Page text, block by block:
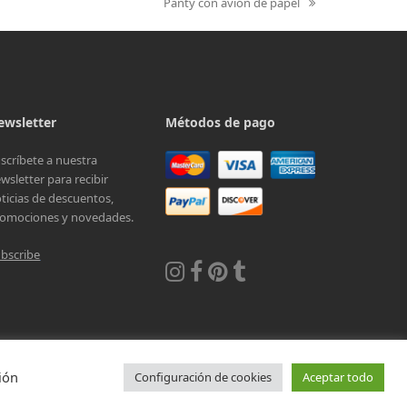
next
post:
a nuestra
para recibir
de descuentos,
y novedades.
Métodos de pago
uso Política de reembolso Aviso de privacidad Aviso de Cookies
Configuración de cookies Aceptar todo